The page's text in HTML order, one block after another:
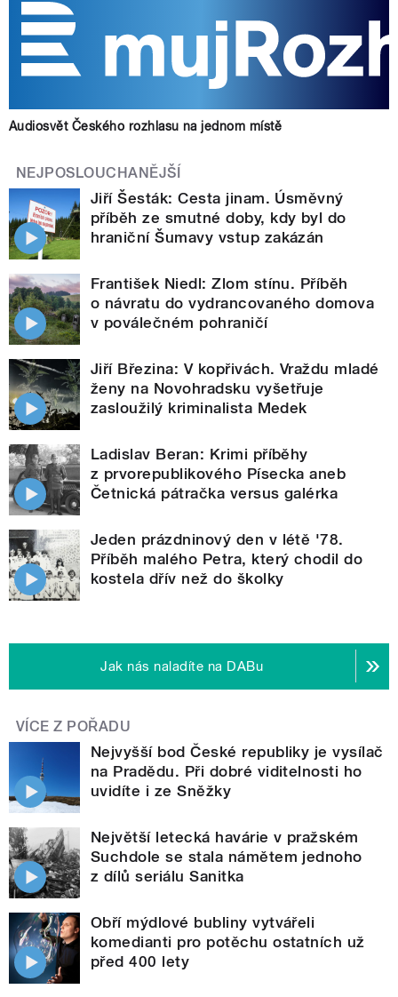
Audiosvět Českého rozhlasu na jednom místě
NEJPOSLOUCHANĚJŠÍ
Jiří Šesták: Cesta jinam. Úsměvný
příběh ze smutné doby, kdy byl do
hraniční Šumavy vstup zakázán
František Niedl: Zlom stínu. Příběh
o návratu do vydrancovaného domova
v poválečném pohraničí
Jiří Březina: V kopřivách. Vraždu mladé
ženy na Novohradsku vyšetřuje
zasloužilý kriminalista Medek
Ladislav Beran: Krimi příběhy
z prvorepublikového Písecka aneb
Četnická pátračka versus galérka
Jeden prázdninový den v létě '78.
Příběh malého Petra, který chodil do
kostela dřív než do školky
Jak nás naladíte na DABu
VÍCE Z POŘADU
Nejvyšší bod České republiky je vysílač
na Pradědu. Při dobré viditelnosti ho
uvidíte i ze Sněžky
Největší letecká havárie v pražském
Suchdole se stala námětem jednoho
z dílů seriálu Sanitka
Obří mýdlové bubliny vytvářeli
komedianti pro potěchu ostatních už
před 400 lety